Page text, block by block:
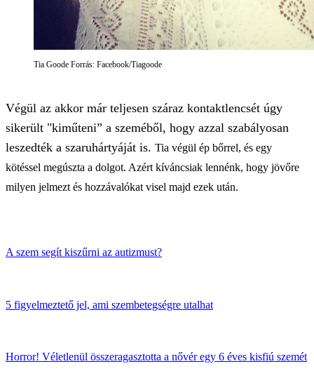
Tia Goode Forrás: Facebook/Tiagoode
Végül az akkor már teljesen száraz kontaktlencsét úgy
sikerült "kiműteni” a szeméből, hogy azzal szabályosan
leszedték a szaruhártyáját is. Tia végül ép bőrrel, és egy
kötéssel megúszta a dolgot. Azért kíváncsiak lennénk, hogy jövőre
milyen jelmezt és hozzávalókat visel majd ezek után.
A szem segít kiszűrni az autizmust?
5 figyelmeztető jel, ami szembetegségre utalhat
Horror! Véletlenül összeragasztotta a nővér egy 6 éves kisfiú szemét